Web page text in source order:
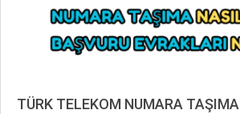
TÜRK TELEKOM NUMARA TAŞIMA